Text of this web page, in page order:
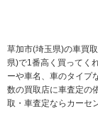
草加市(埼玉県)の車買
県)で1番高く買ってく
ーや車名、車のタイプ
数の買取店に車査定の
取・車査定ならカーセ